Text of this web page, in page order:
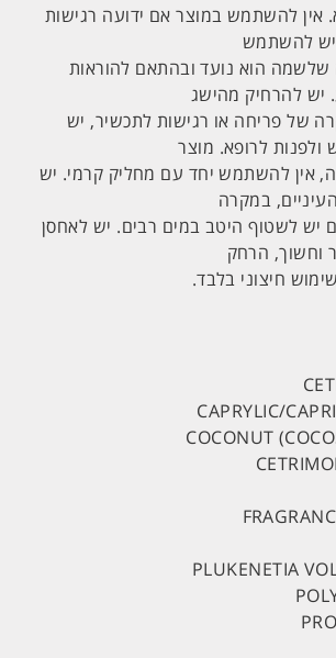
אין להשתמש במוצר אם ידועה רגישות
יש להשתמש
הוא נועד ובהתאם להוראות
יש להרחיק מהישג
של פריחה או רגישות לתכשיר, יש
לרופא. מוצר
אין להשתמש יחד עם מחליק קרמי. יש
במקרה
יש לשטוף היטב במים רבים. יש לאחסן
וחשוך, הרחק
חיצוני בלבד.
CAPRYLIC/
COCONUT
PLUKENETIA